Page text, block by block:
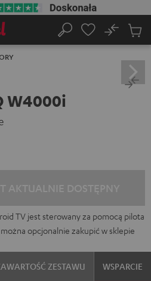
Szukaj
No
W4000i
TV jest sterowany za pomocą pilota
opcjonalnie zakupić w sklepie
ZESTAWU WSPARCIE